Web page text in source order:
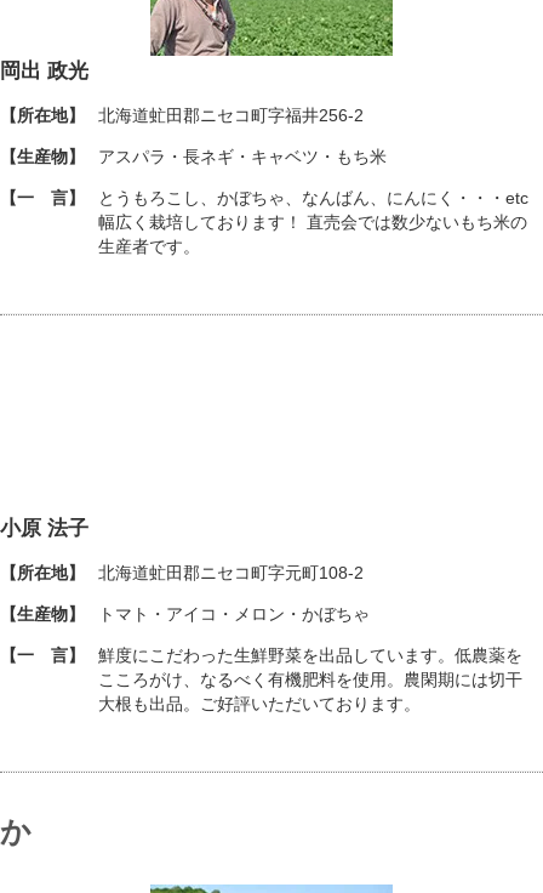
岡出 政光
【所在地】 北海道虻田郡ニセコ町字福井256-2
【生産物】 アスパラ・長ネギ・キャベツ・もち米
【一 言】
とうもろこし、かぼちゃ、なんばん、にんにく・・・etc
幅広く栽培しております！ 直売会では数少ないもち米の
生産者です。
小原 法子
【所在地】 北海道虻田郡ニセコ町字元町108-2
【生産物】 トマト・アイコ・メロン・かぼちゃ
【一 言】
鮮度にこだわった生鮮野菜を出品しています。低農薬を
こころがけ、なるべく有機肥料を使用。農閑期には切干
大根も出品。ご好評いただいております。
か